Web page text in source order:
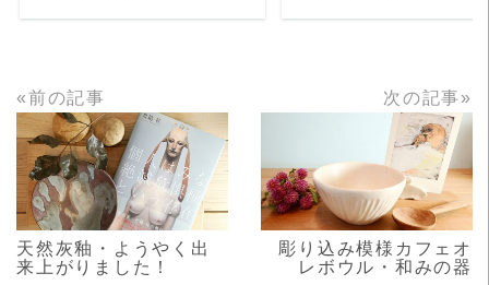
«前の記事
READ MORE
天然灰釉・ようやく出
来上がりました！
次の記事»
READ MORE
彫り込み模様カフェオ
レボウル・和みの器